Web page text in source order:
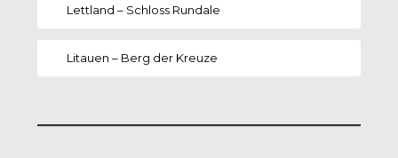
Lettland – Schloss Rundale
Litauen – Berg der Kreuze